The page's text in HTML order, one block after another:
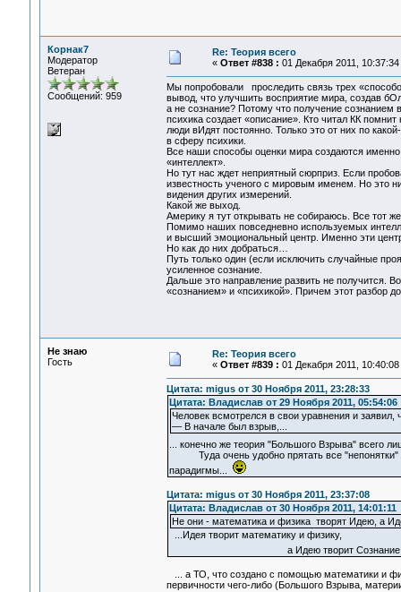
Корнак7
Модератор
Ветеран
Сообщений: 959
Re: Теория всего
« Ответ #838 : 01 Декабря 2011, 10:37:34
Мы попробовали проследить связь трех
вывод, что улучшить восприятие мира, создав
а не сознание? Потому что получение
психика создает «описание». Кто читал КК
люди вИдят постоянно. Только это от них по
в сферу психики.
Все наши способы оценки мира создаются
«интеллект».
Но тут нас ждет неприятный сюрприз. Если
известность ученого с мировым именем. Но это
видения других измерений.
Какой же выход.
Америку я тут открывать не собираюсь. Все тот
Помимо наших повседневно используемых
и высший эмоциональный центр. Именно эти
Но как до них добраться…
Путь только один (если исключить случайные
усиленное сознание.
Дальше это направление развить не получится.
«сознанием» и «психикой». Причем этот разбор
Не знаю
Гость
Re: Теория всего
« Ответ #839 : 01 Декабря 2011, 10:40:08
Цитата: migus от 30 Ноября 2011, 23:28:33
Цитата: Владислав от 29 Ноября 2011, 05:54:06
Человек всмотрелся в свои уравнения и заявил,
— В начале был взрыв,...
... конечно же теория "Большого Взрыва" всего
Туда очень удобно прятать все "непонятки"
парадигмы...
Цитата: migus от 30 Ноября 2011, 23:37:08
Цитата: Владислав от 30 Ноября 2011, 14:01:11
Не они - математика и физика творят Идею, а
...Идея творит математику и физику,
а Идею творит
... а ТО, что создано с помощью математики и
первичности чего-либо (Большого Взрыва,